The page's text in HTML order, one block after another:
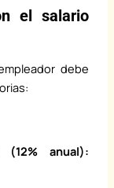
el salario
debe
anual):